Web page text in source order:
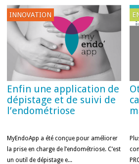
INNOVATION
Enfin une application de
dépistage et de suivi de
l’endométriose
MyEndoApp a été conçue pour améliorer
la prise en charge de l’endométriose. C’est
un outil de dépistage e...